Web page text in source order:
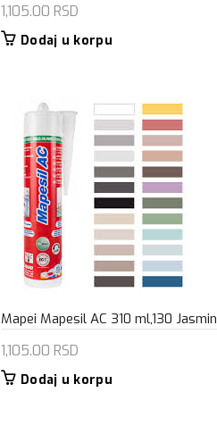
1,105.00 RSD
Dodaj u korpu
Mapei Mapesil AC 310 ml,130 Jasmin
1,105.00 RSD
Dodaj u korpu